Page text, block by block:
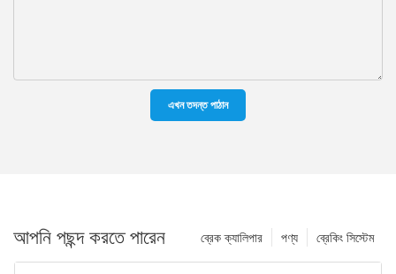
এখন তদন্ত পাঠান
আপনি পছন্দ করতে পারেন ব্রেকিং সিস্টেম
পণ্য
ব্রেক ক্যালিপার